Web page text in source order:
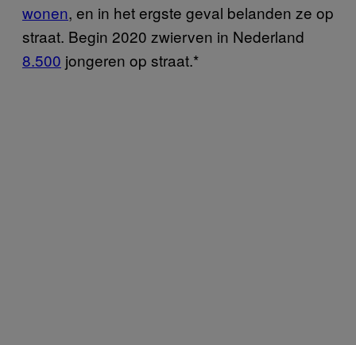
wonen, en in het ergste geval belanden ze op
straat. Begin 2020 zwierven in Nederland
8.500 jongeren op straat.*